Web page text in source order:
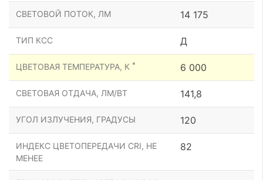
СВЕТОВОЙ ПОТОК, ЛМ 14 175
ТИП КСС Д
ЦВЕТОВАЯ ТЕМПЕРАТУРА, К * 6 000
СВЕТОВАЯ ОТДАЧА, ЛМ/ВТ 141,8
УГОЛ ИЗЛУЧЕНИЯ, ГРАДУСЫ 120
ИНДЕКС ЦВЕТОПЕРЕДАЧИ CRI, НЕ
МЕНЕЕ
82